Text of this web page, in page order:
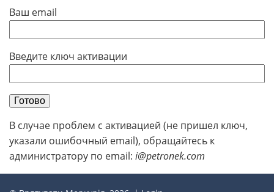
Ваш email
Введите ключ активации
Готово
В случае проблем с активацией (не пришел ключ,
указали ошибочный email), обращайтесь к
администратору по email: i@petronek.com